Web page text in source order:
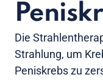
Die
Strahlung, um
Peniskrebs zu